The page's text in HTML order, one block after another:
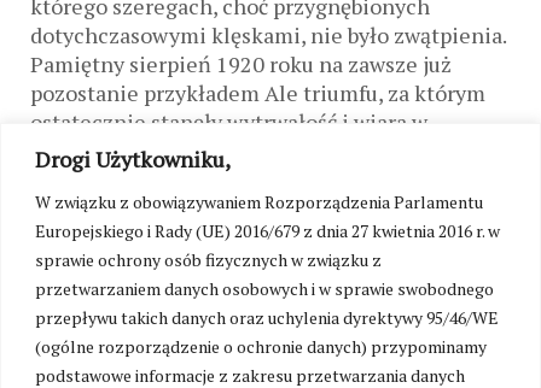
Drogi Użytkowniku,
W związku z obowiązywaniem Rozporządzenia Parlamentu
Europejskiego i Rady (UE) 2016/679 z dnia 27 kwietnia 2016 r. w
sprawie ochrony osób fizycznych w związku z
przetwarzaniem danych osobowych i w sprawie swobodnego
przepływu takich danych oraz uchylenia dyrektywy 95/46/WE
(ogólne rozporządzenie o ochronie danych) przypominamy
podstawowe informacje z zakresu przetwarzania danych
dotychczasowymi klęskami, nie było zwątpienia.
Pamiętny sierpień 1920 roku na zawsze już
pozostanie przykładem Ale triumfu, za którym
ostatecznie stanęły wytrwałość i wiara w
zwycięstwo, które zrodziły się na przekór
poniesionym wcześniej klęskom.
dr Damian Karol Markowski –absolwent
Uniwersytetu Warszawskiego, pracownik
Instytutu Pamięci Narodowej, zajmuje się
historią Polski i Ukrainy w XX wieku oraz
zagadnieniem polityki pamięci nowoczesnych
państw europejskich.